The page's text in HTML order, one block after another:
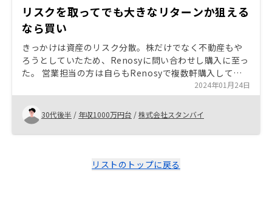
リスクを取ってでも大きなリターンか狙える
なら買い
きっかけは資産のリスク分散。株だけでなく不動産もや
ろうとしていたため、Renosyに問い合わせし購入に至っ
た。 営業担当の方は自らもRenosyで複数軒購入してお
り、そこは大きな後押しになった。 またシミュレーショ
ンも事細かに説明してくれてため、購入する上で不安は
なかった。 しかし万が一のケースでも自分の資産の範囲
内で対応可能であり、かつ将来的に4桁以上のリターンが
見込める可能性があったので決めたが、そうでなければ
し営業担当の方も優秀で信頼できるが、結局自分の身は
2024年01月24日
30代後半 / 年収1000万円台 /株式会社スタンバイ
リストのトップに戻る